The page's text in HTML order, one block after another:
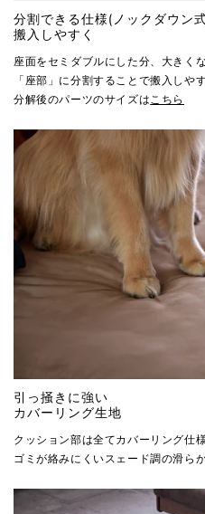
分割できる仕様(ノックダウン
搬入しやすく
座面をセミダブルにした分、大きく
「座部」に分割することで搬入しや
分解後のパーツのサイズは こちら
引っ掻きに強い
カバーリング生地
クッション部は全てカバーリング仕
ゴミが絡みにくいスェード調の滑ら